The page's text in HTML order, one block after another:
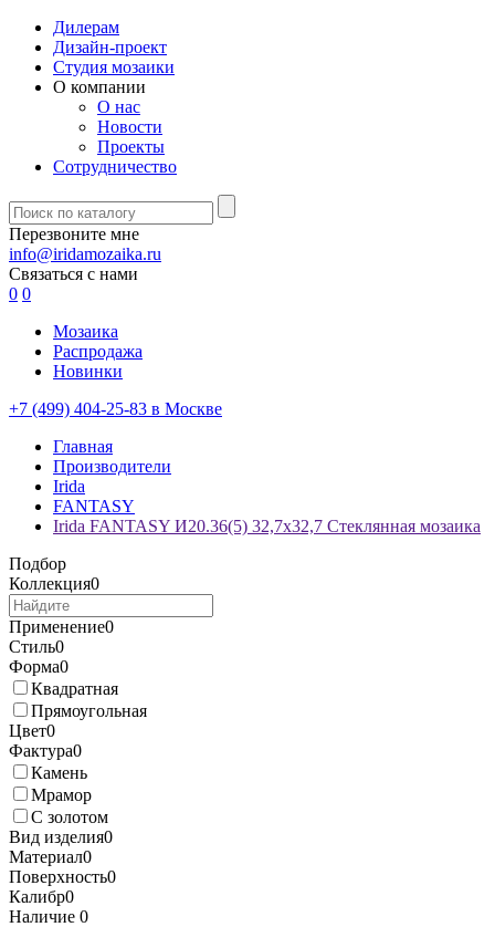
Дилерам
Дизайн-проект
Студия мозаики
О компании
О нас
Новости
Проекты
Сотрудничество
Перезвоните мне
info@iridamozaika.ru
Связаться с нами
0 0
Мозаика
Распродажа
Новинки
+7 (499) 404-25-83 в Москве
Главная
Производители
Irida
FANTASY
Irida FANTASY И20.36(5) 32,7x32,7 Стеклянная мозаика
Подбор
Коллекция0
Применение0
Стиль0
Форма0
Квадратная
Прямоугольная
Цвет0
Фактура0
Камень
Мрамор
С золотом
Вид изделия0
Материал0
Поверхность0
Калибр0
Наличие 0